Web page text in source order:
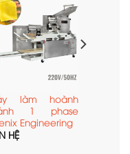
làm hoành
1 phase
Engineering
HỆ